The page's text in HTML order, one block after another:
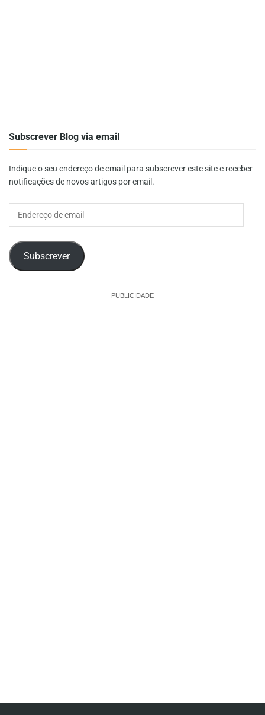
Subscrever Blog via email
Indique o seu endereço de email para subscrever este site e receber
notificações de novos artigos por email.
Subscrever
PUBLICIDADE